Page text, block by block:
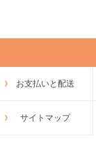
お支払いと配送
サイトマップ